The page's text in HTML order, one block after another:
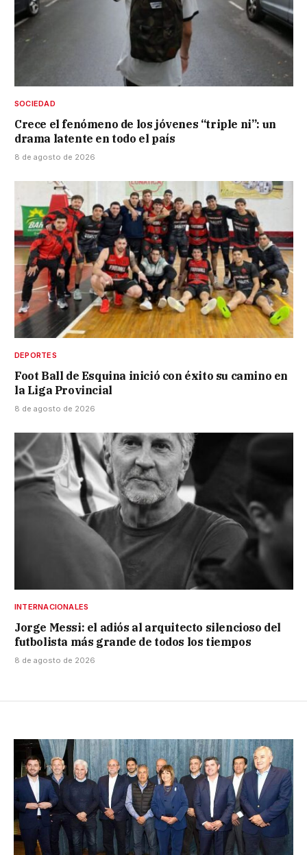
SOCIEDAD
Crece el fenómeno de los jóvenes “triple ni”: un
drama latente en todo el país
8 de agosto de 2026
DEPORTES
Foot Ball de Esquina inició con éxito su camino en
la Liga Provincial
8 de agosto de 2026
INTERNACIONALES
Jorge Messi: el adiós al arquitecto silencioso del
futbolista más grande de todos los tiempos
8 de agosto de 2026